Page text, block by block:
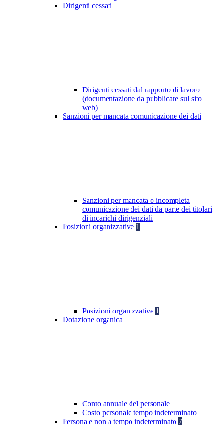
Dirigenti cessati
Dirigenti cessati dal rapporto di lavoro
(documentazione da pubblicare sul sito
web)
Sanzioni per mancata comunicazione dei dati
Sanzioni per mancata o incompleta
comunicazione dei dati da parte dei titolari
di incarichi dirigenziali
Posizioni organizzative 1
Posizioni organizzative 1
Dotazione organica
Conto annuale del personale
Costo personale tempo indeterminato
Personale non a tempo indeterminato 7